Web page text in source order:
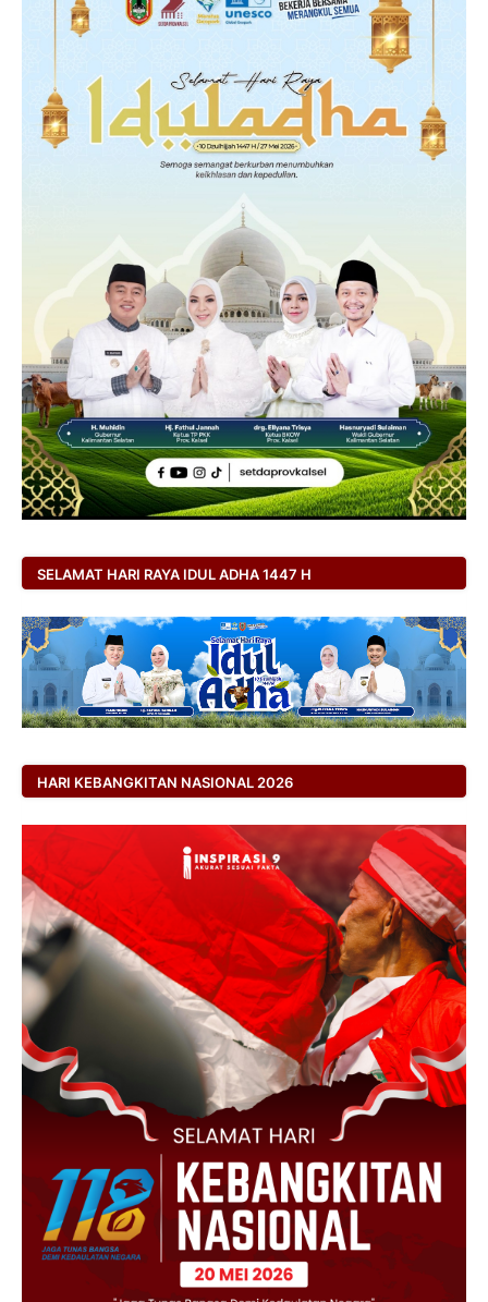
SELAMAT HARI RAYA IDUL ADHA 1447 H
HARI KEBANGKITAN NASIONAL 2026